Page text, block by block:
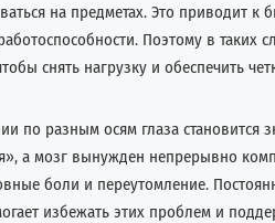
на предметах. Это приводит к
Поэтому в таких
снять нагрузку и обеспечить
по разным осям глаза становится
а мозг вынужден непрерывно
боли и переутомление.
избежать этих проблем и